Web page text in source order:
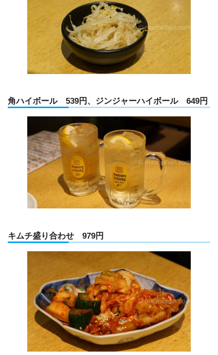
角ハイボール 539円、ジンジャーハイボール 649円
キムチ盛り合わせ 979円